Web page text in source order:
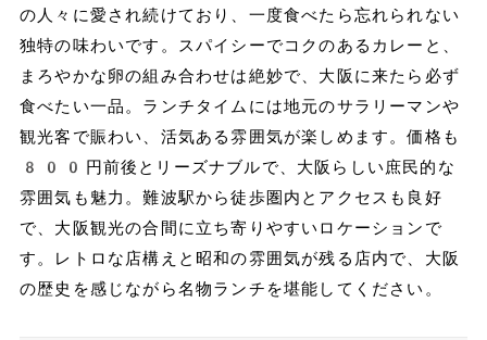
の人々に愛され続けており、一度食べたら忘れられない
独特の味わいです。スパイシーでコクのあるカレーと、
まろやかな卵の組み合わせは絶妙で、大阪に来たら必ず
食べたい一品。ランチタイムには地元のサラリーマンや
観光客で賑わい、活気ある雰囲気が楽しめます。価格も
800円前後とリーズナブルで、大阪らしい庶民的な
雰囲気も魅力。難波駅から徒歩圏内とアクセスも良好
で、大阪観光の合間に立ち寄りやすいロケーションで
す。レトロな店構えと昭和の雰囲気が残る店内で、大阪
の歴史を感じながら名物ランチを堪能してください。